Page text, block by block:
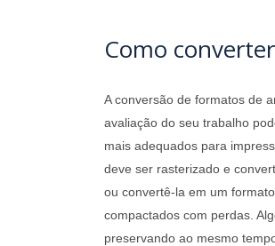
Como
A conversão de formatos de
avaliação do seu trabalho
mais adequados para
deve ser rasterizado e
ou convertê-la em um
compactados com perdas.
preservando ao mesmo